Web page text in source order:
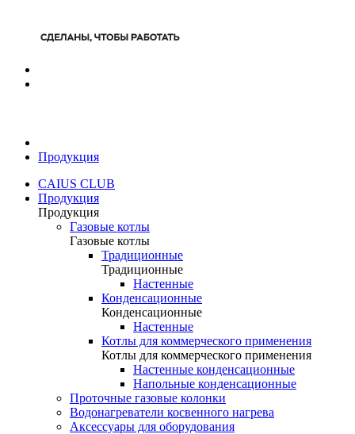
Продукция
CAIUS CLUB
Продукция
Продукция
Газовые котлы
Газовые котлы
Традиционные
Традиционные
Настенные
Конденсационные
Конденсационные
Настенные
Котлы для коммерческого применения
Котлы для коммерческого применения
Настенные конденсационные
Напольные конденсационные
Проточные газовые колонки
Водонагреватели косвенного нагрева
Аксессуары для оборудования